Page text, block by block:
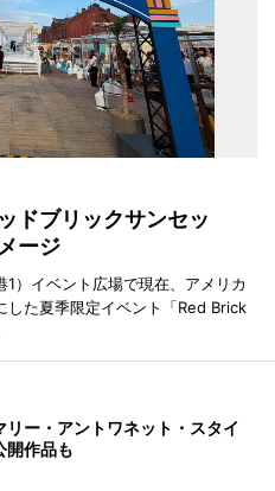
ドブリックサンセッ
ージ
）イベント広場で現在、アメリカ
した夏季限定イベント「Red Brick
リー・アントワネット・スタイ
作品も